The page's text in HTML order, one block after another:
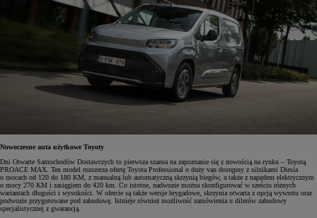
Nowoczesne auta użytkowe Toyoty
Dni Otwarte Samochodów Dostawczych to pierwsza szansa na zapoznanie się z nowością na rynku – Toyotą
PROACE MAX. Ten model rozszerza ofertę Toyota Professional o duży van dostępny z silnikami Diesla
o mocach od 120 do 180 KM, z manualną lub automatyczną skrzynią biegów, a także z napędem elektrycznym
o mocy 270 KM i zasięgiem do 420 km. Co istotne, nadwozie można skonfigurować w sześciu różnych
wariantach długości i wysokości. W ofercie są także wersje brygadowe, skrzynia otwarta z opcją wywrotu oraz
podwozie przygotowane pod zabudowę. Istnieje również możliwość zamówienia u dilerów zabudowy
specjalistycznej z gwarancją.